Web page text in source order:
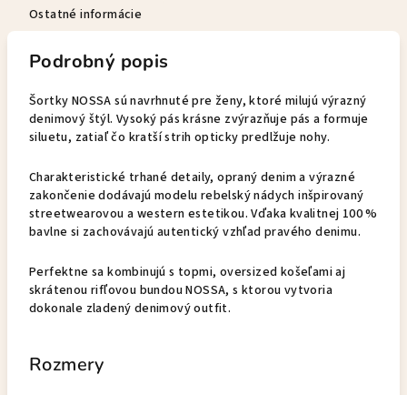
Ostatné informácie
Podrobný popis
Šortky NOSSA sú navrhnuté pre ženy, ktoré milujú výrazný
denimový štýl. Vysoký pás krásne zvýrazňuje pás a formuje
siluetu, zatiaľ čo kratší strih opticky predlžuje nohy.
Charakteristické trhané detaily, opraný denim a výrazné
zakončenie dodávajú modelu rebelský nádych inšpirovaný
streetwearovou a western estetikou. Vďaka kvalitnej 100 %
bavlne si zachovávajú autentický vzhľad pravého denimu.
Perfektne sa kombinujú s topmi, oversized košeľami aj
skrátenou rifľovou bundou NOSSA, s ktorou vytvoria
dokonale zladený denimový outfit.
Rozmery